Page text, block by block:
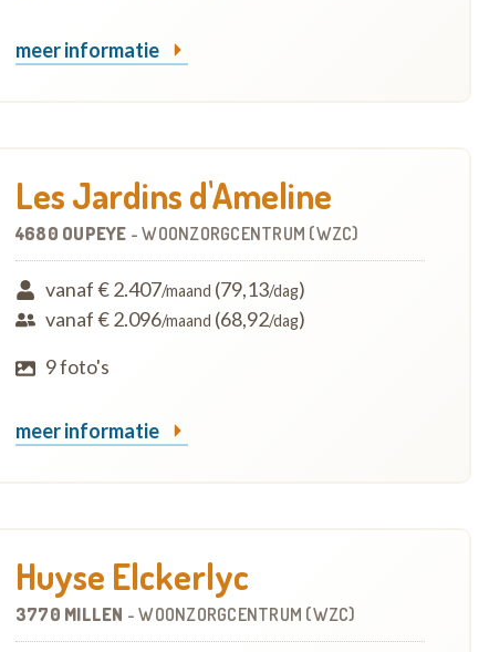
meer informatie
Les Jardins d'Ameline
4680 OUPEYE -WOONZORGCENTRUM (WZC)
vanaf € 2.407/maand (79,13/dag)
vanaf € 2.096/maand (68,92/dag)
9 foto's
meer informatie
Huyse Elckerlyc
3770 MILLEN -WOONZORGCENTRUM (WZC)